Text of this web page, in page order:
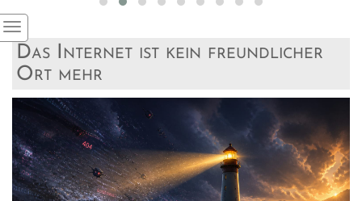
Das Internet ist kein freundlicher
Ort mehr